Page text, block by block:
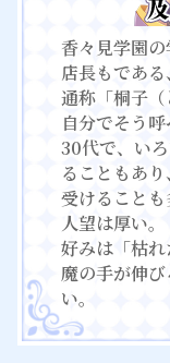
香々見学園
店長もである
通称「桐子（
自分でそう呼
30代で、い
ることもあ
受けること
人望は厚い。
好みは「枯
魔の手が伸
い。